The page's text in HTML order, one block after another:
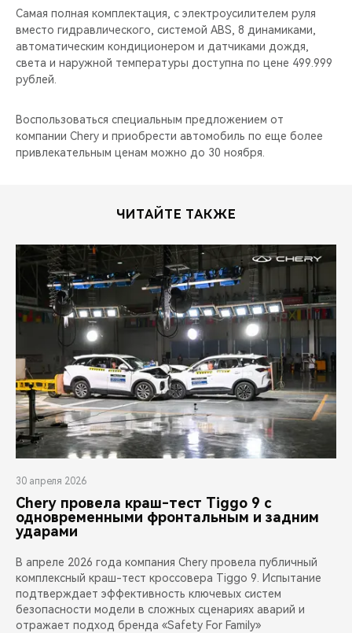
Самая полная комплектация, с электроусилителем руля
вместо гидравлического, системой ABS, 8 динамиками,
автоматическим кондиционером и датчиками дождя,
света и наружной температуры доступна по цене 499.999
рублей.
Воспользоваться специальным предложением от
компании Chery и приобрести автомобиль по еще более
привлекательным ценам можно до 30 ноября.
ЧИТАЙТЕ ТАКЖЕ
30 апреля 2026
Chery провела краш-тест Tiggo 9 с
одновременными фронтальным и задним
ударами
В апреле 2026 года компания Chery провела публичный
комплексный краш-тест кроссовера Tiggo 9. Испытание
подтверждает эффективность ключевых систем
безопасности модели в сложных сценариях аварий и
отражает подход бренда «Safety For Family»